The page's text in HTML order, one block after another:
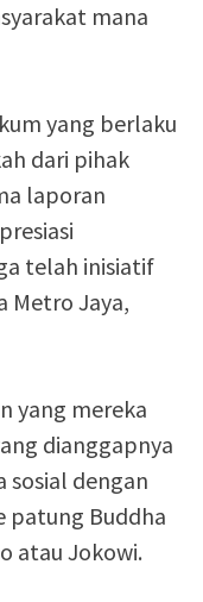
mana
yang berlaku
dari pihak
laporan
telah inisiatif
Metro Jaya,
yang mereka
dianggapnya
dengan
patung Buddha
atau Jokowi.